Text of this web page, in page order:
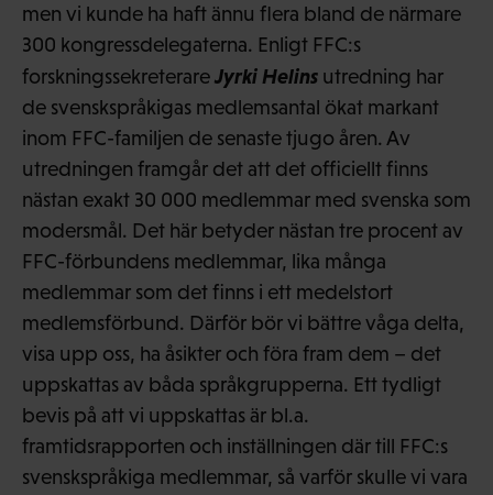
men vi kunde ha haft ännu flera bland de närmare
300 kongressdelegaterna. Enligt FFC:s
forskningssekreterareJyrki Helins utredning har
de svenskspråkigas medlemsantal ökat markant
inom FFC-familjen de senaste tjugo åren. Av
utredningen framgår det att det officiellt finns
nästan exakt 30 000 medlemmar med svenska som
modersmål. Det här betyder nästan tre procent av
FFC-förbundens medlemmar, lika många
medlemmar som det finns i ett medelstort
medlemsförbund. Därför bör vi bättre våga delta,
visa upp oss, ha åsikter och föra fram dem – det
uppskattas av båda språkgrupperna. Ett tydligt
bevis på att vi uppskattas är bl.a.
framtidsrapporten och inställningen där till FFC:s
svenskspråkiga medlemmar, så varför skulle vi vara